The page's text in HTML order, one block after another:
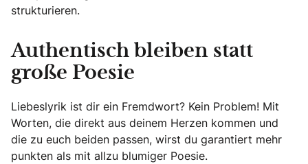
strukturieren.
Authentisch bleiben statt
große Poesie
Liebeslyrik ist dir ein Fremdwort? Kein Problem! Mit
Worten, die direkt aus deinem Herzen kommen und
die zu euch beiden passen, wirst du garantiert mehr
punkten als mit allzu blumiger Poesie.